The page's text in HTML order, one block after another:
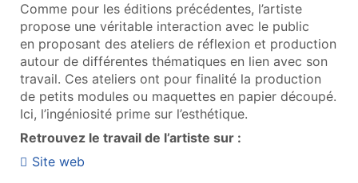
Comme pour les éditions précédentes, l’artiste
propose une véritable interaction avec le public
en proposant des ateliers de réflexion et production
autour de différentes thématiques en lien avec son
travail. Ces ateliers ont pour finalité la production
de petits modules ou maquettes en papier découpé.
Ici, l’ingéniosité prime sur l’esthétique.
Retrouvez le travail de l’artiste sur :
Site web